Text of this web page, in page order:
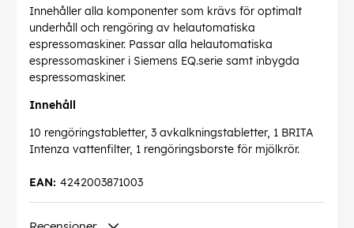
Innehåller alla komponenter som krävs för optimalt
underhåll och rengöring av helautomatiska
espressomaskiner. Passar alla helautomatiska
espressomaskiner i Siemens EQ.serie samt inbygda
espressomaskiner.
Innehåll
10 rengöringstabletter, 3 avkalkningstabletter, 1 BRITA
Intenza vattenfilter, 1 rengöringsborste för mjölkrör.
4242003871003
EAN: